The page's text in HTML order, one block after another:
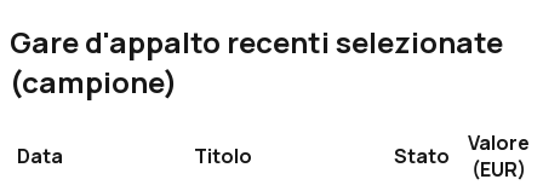
Gare d'appalto recenti selezionate
(campione)
Data Titolo Stato
Valore
(EUR)